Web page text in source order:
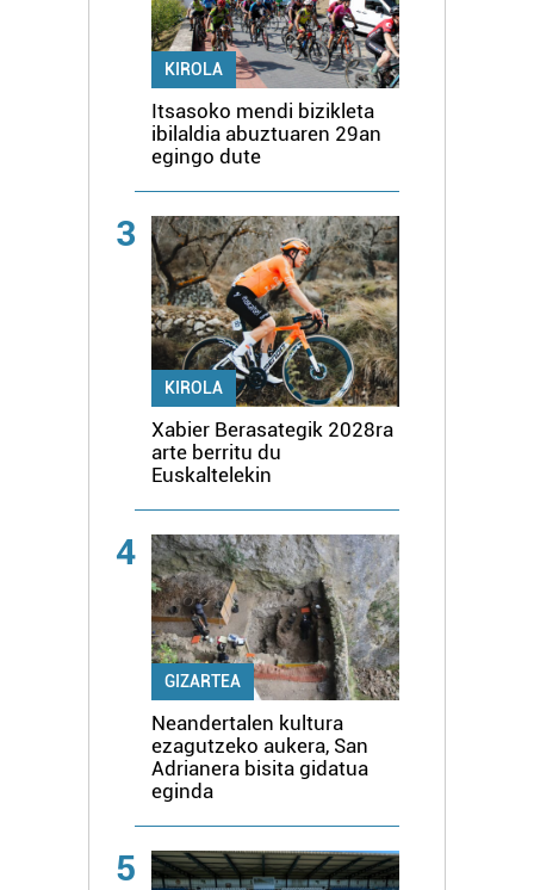
KIROLA
Itsasoko mendi bizikleta
ibilaldia abuztuaren 29an
egingo dute
3
KIROLA
Xabier Berasategik 2028ra
arte berritu du
Euskaltelekin
4
GIZARTEA
Neandertalen kultura
ezagutzeko aukera, San
Adrianera bisita gidatua
eginda
5